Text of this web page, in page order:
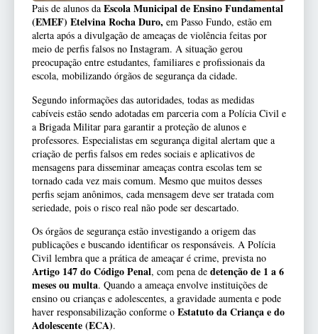
Pais de alunos da Escola Municipal de Ensino Fundamental
(EMEF) Etelvina Rocha Duro, em Passo Fundo, estão em
alerta após a divulgação de ameaças de violência feitas por
meio de perfis falsos no Instagram. A situação gerou
preocupação entre estudantes, familiares e profissionais da
escola, mobilizando órgãos de segurança da cidade.
Segundo informações das autoridades, todas as medidas
cabíveis estão sendo adotadas em parceria com a Polícia Civil e
a Brigada Militar para garantir a proteção de alunos e
professores. Especialistas em segurança digital alertam que a
criação de perfis falsos em redes sociais e aplicativos de
mensagens para disseminar ameaças contra escolas tem se
tornado cada vez mais comum. Mesmo que muitos desses
perfis sejam anônimos, cada mensagem deve ser tratada com
seriedade, pois o risco real não pode ser descartado.
Os órgãos de segurança estão investigando a origem das
publicações e buscando identificar os responsáveis. A Polícia
Civil lembra que a prática de ameaçar é crime, prevista no
Artigo 147 do Código Penal, com pena de detenção de 1 a 6
meses ou multa. Quando a ameaça envolve instituições de
ensino ou crianças e adolescentes, a gravidade aumenta e pode
haver responsabilização conforme o Estatuto da Criança e do
Adolescente (ECA).